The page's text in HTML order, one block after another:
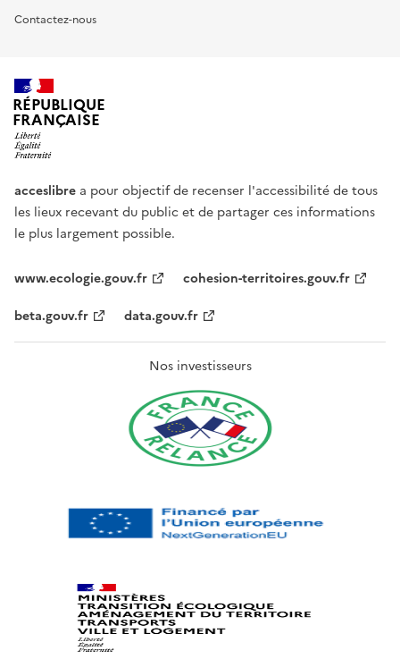
Contactez-nous
RÉPUBLIQUE
FRANÇAISE
acceslibre a pour objectif de recenser l'accessibilité de tous
les lieux recevant du public et de partager ces informations
le plus largement possible.
www.ecologie.gouv.fr
cohesion-territoires.gouv.fr
beta.gouv.fr
data.gouv.fr
Nos investisseurs